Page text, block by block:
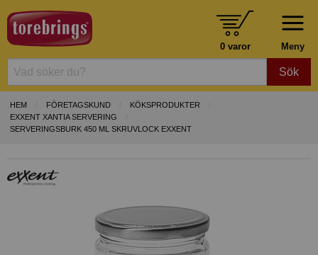
Meny
0 varor
Sök
HEM FÖRETAGSKUND
KÖKSPRODUKTER
EXXENT XANTIA SERVERING
SERVERINGSBURK 450 ML SKRUVLOCK EXXENT